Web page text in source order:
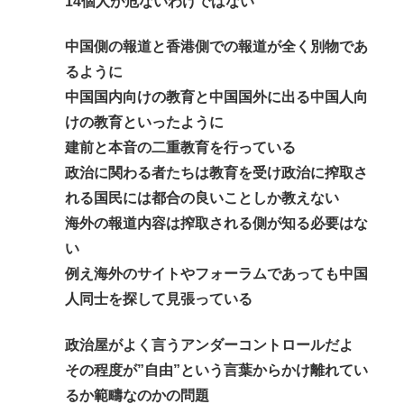
中国側の報道と香港側での報道が全く別物であ
るように
中国国内向けの教育と中国国外に出る中国人向
けの教育といったように
建前と本音の二重教育を行っている
政治に関わる者たちは教育を受け政治に搾取さ
れる国民には都合の良いことしか教えない
海外の報道内容は搾取される側が知る必要はな
い
例え海外のサイトやフォーラムであっても中国
人同士を探して見張っている
政治屋がよく言うアンダーコントロールだよ
その程度が”自由”という言葉からかけ離れてい
るか範疇なのかの問題